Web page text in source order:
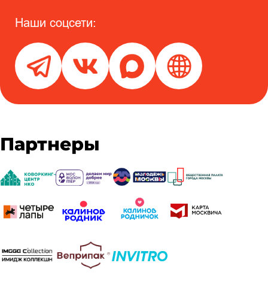
Наши соцсети:
Партнеры